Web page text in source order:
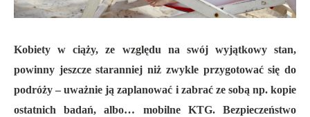
Kobiety w ciąży, ze względu na swój wyjątkowy stan,
powinny jeszcze staranniej niż zwykle przygotować się do
podróży – uważnie ją zaplanować i zabrać ze sobą np. kopie
ostatnich badań, albo… mobilne KTG. Bezpieczeństwo